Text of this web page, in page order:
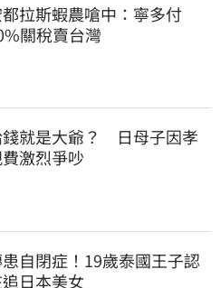
拉斯蝦農嗆中：寧多付
關稅賣台灣
就是大爺？　日母子因孝
激烈爭吵
自閉症！19歲泰國王子認
日本美女